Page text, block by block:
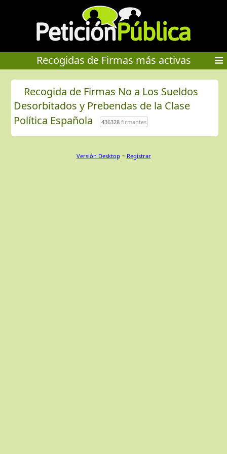
Recogidas de Firmas más activas
Recogida de Firmas No a Los Sueldos
Desorbitados y Prebendas de la Clase
Política Española
436328firmantes
Versión Desktop - Regístrar